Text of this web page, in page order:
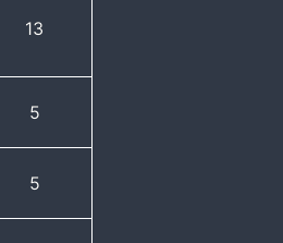
13
5
5